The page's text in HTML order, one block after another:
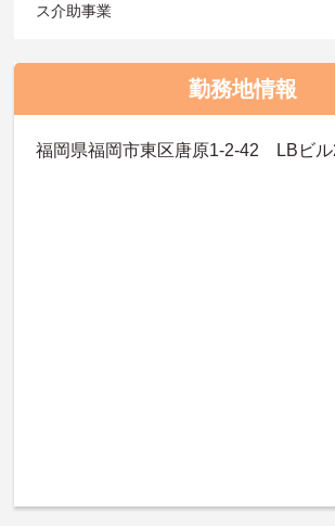
ス介助事業
勤務地情報
福岡県福岡市東区唐原1-2-42 LBビ